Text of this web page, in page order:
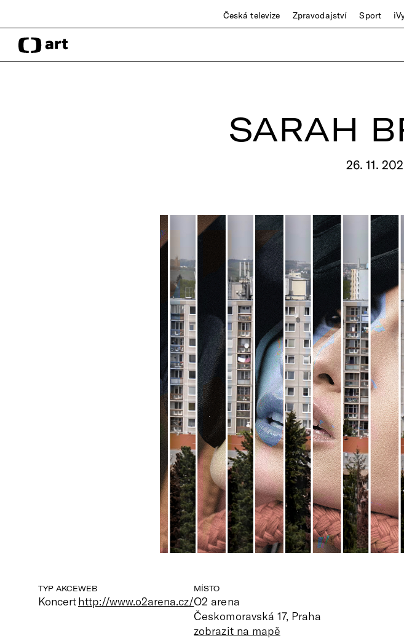
Česká televize Zpravodajství Sport
SARAH
26. 11.
TYP AKCE
Koncert
WEB
http://www.o2arena.cz/
MÍSTO
O2 arena
Českomoravská 17, Praha
zobrazit na mapě